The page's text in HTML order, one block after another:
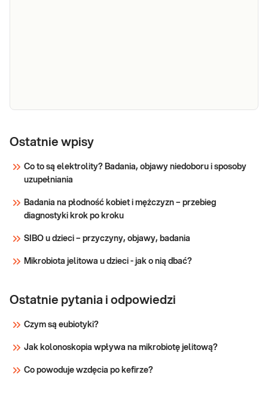
genetyczne
do zakrzepicy,
podstawowy
Nadkrzepliwość (trombofilia), to skłonność
w układzie krążenia. Wrodzona trombofilia
odpowiedzialnych za produkcję czynników
regulujących krzepnięcie krwi. Choroba ta
Sprawdź
Ostatnie wpisy
Co to są elektrolity? Badania, objawy niedoboru i sposoby
uzupełniania
Badania na płodność kobiet i mężczyzn – przebieg
diagnostyki krok po kroku
SIBO u dzieci – przyczyny, objawy, badania
Mikrobiota jelitowa u dzieci - jak o nią dbać?
Ostatnie pytania i odpowiedzi
Czym są eubiotyki?
Jak kolonoskopia wpływa na mikrobiotę jelitową?
Co powoduje wzdęcia po kefirze?